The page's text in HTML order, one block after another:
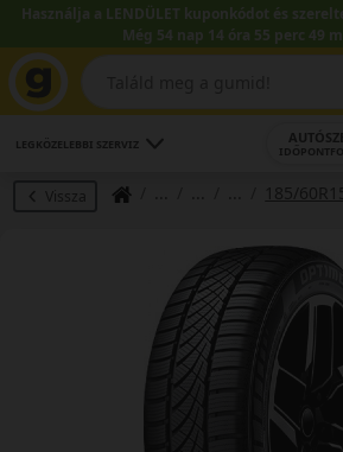
Használja a LENDÜLET kuponkódot és
Még 54 nap 14 óra 55 perc 48
LEGKÖZELEBBI SZERVIZ
Vissza 185/